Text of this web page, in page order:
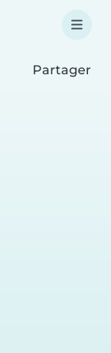
Partager